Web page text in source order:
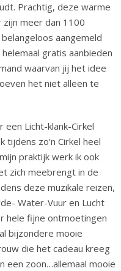
Prachtig, deze warme
meer dan 1100
aangemeld
gratis aanbieden
waarvan jij het idee
het niet alleen te
Licht-klank-Cirkel
tijdens zo’n Cirkel heel
praktijk werk ik ook
zich meebrengt in de
deze muzikale reizen,
Water-Vuur en Lucht
hele fijne ontmoetingen
bijzondere mooie
die het cadeau kreeg
een zoon…allemaal mooie